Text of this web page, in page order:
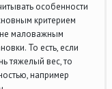
особенности
критерием
маловажным
То есть, если
тяжелый вес, то
например